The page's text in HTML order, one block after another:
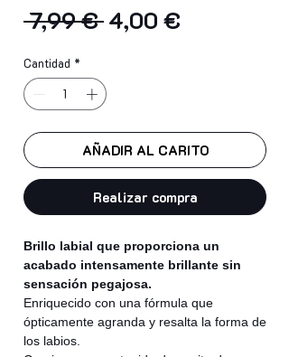
7,99 € Precio
4,00 €
Cantidad *
AÑADIR AL CARITO
Realizar compra
Brillo labial que proporciona un
acabado intensamente brillante sin
sensación pegajosa.
Enriquecido con una fórmula que
ópticamente agranda y resalta la forma de
los labios.